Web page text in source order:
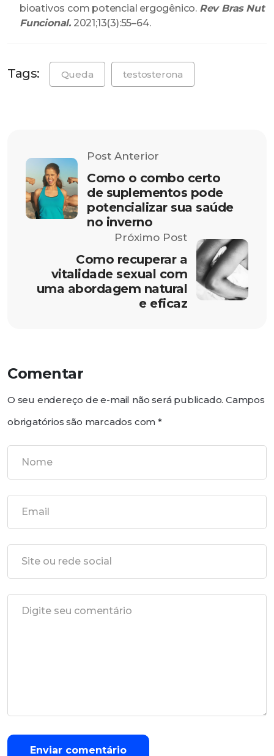
bioativos com potencial ergogênico. Rev Bras Nut
Funcional. 2021;13(3):55–64.
Tags: Queda testosterona
Post Anterior
Como o combo certo
de suplementos pode
potencializar sua saúde
no inverno
Próximo Post
Como recuperar a
vitalidade sexual com
uma abordagem natural
e eficaz
Comentar
O seu endereço de e-mail não será publicado. Campos
obrigatórios são marcados com*